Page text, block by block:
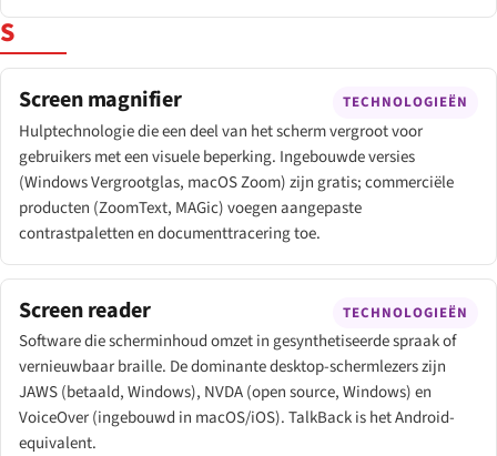
S
Screen magnifier TECHNOLOGIEËN
Hulptechnologie die een deel van het scherm vergroot voor
gebruikers met een visuele beperking. Ingebouwde versies
(Windows Vergrootglas, macOS Zoom) zijn gratis; commerciële
producten (ZoomText, MAGic) voegen aangepaste
contrastpaletten en documenttracering toe.
Screen reader TECHNOLOGIEËN
Software die scherminhoud omzet in gesynthetiseerde spraak of
vernieuwbaar braille. De dominante desktop-schermlezers zijn
JAWS (betaald, Windows), NVDA (open source, Windows) en
VoiceOver (ingebouwd in macOS/iOS). TalkBack is het Android-
equivalent.